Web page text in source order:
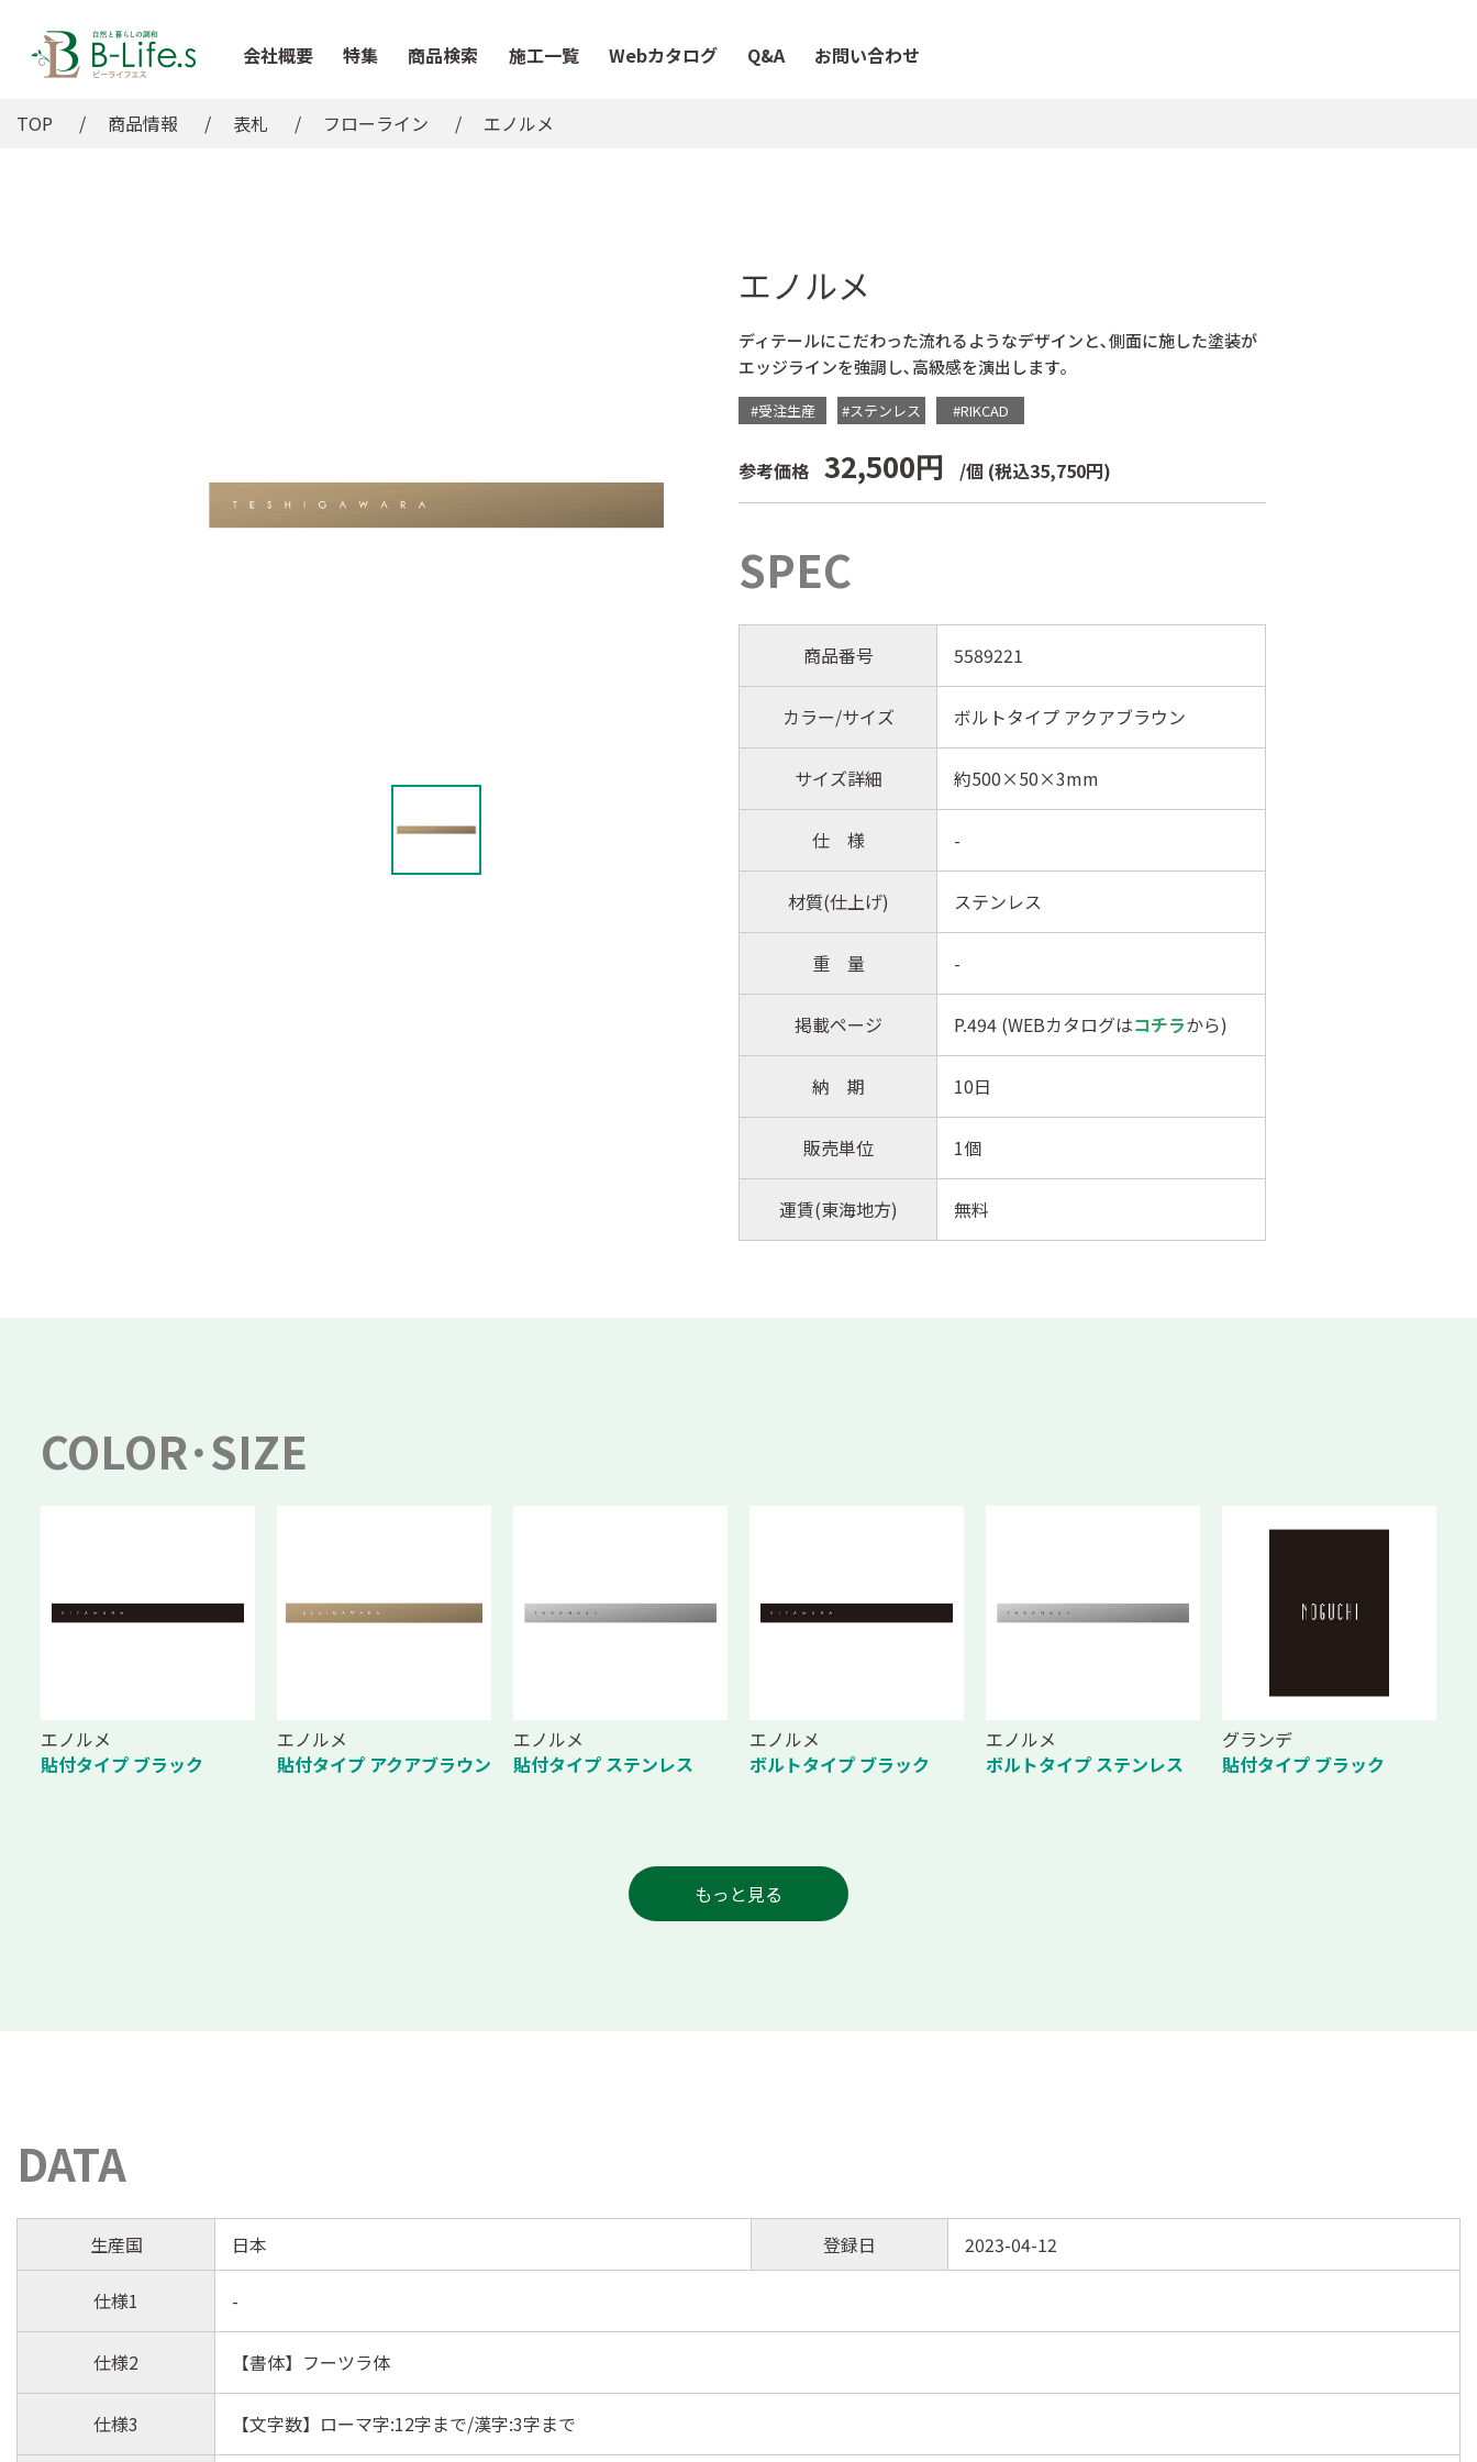
会社概要 特集 商品検索 施工一覧 Webカタログ Q&A お問い合わせ
TOP 商品情報 表札 フローライン エノルメ
エノルメ
ディテールにこだわった流れるようなデザインと､側面に施した塗装が
エッジラインを強調し､高級感を演出します｡
#受注生産 #ステンレス #RIKCAD
参考価格 32,500円 /個 (税込35,750円)
SPEC
商品番号 5589221
カラー/サイズ ボルトタイプ アクアブラウン
サイズ詳細 約500×50×3mm
仕 様 -
材質(仕上げ) ステンレス
重 量 -
掲載ページ P.494 (WEBカタログはコチラから)
納 期 10日
販売単位 1個
運賃(東海地方) 無料
COLOR･SIZE
エノルメ
貼付タイプ ブラック
エノルメ
貼付タイプ アクアブラウン
エノルメ
貼付タイプ ステンレス
エノルメ
ボルトタイプ ブラック
エノルメ
ボルトタイプ ステンレス
グランデ
貼付タイプ ブラック
もっと見る
DATA
生産国 日本 登録日 2023-04-12
仕様1 -
仕様2 【書体】フーツラ体
仕様3 【文字数】ローマ字:12字まで/漢字:3字まで